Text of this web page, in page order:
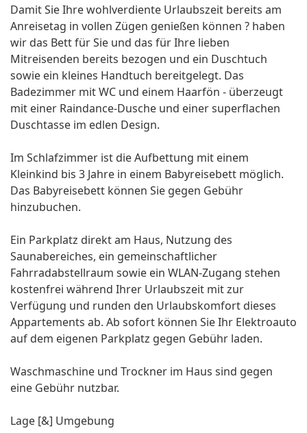
Damit Sie Ihre wohlverdiente Urlaubszeit bereits am
Anreisetag in vollen Zügen genießen können ? haben
wir das Bett für Sie und das für Ihre lieben
Mitreisenden bereits bezogen und ein Duschtuch
sowie ein kleines Handtuch bereitgelegt. Das
Badezimmer mit WC und einem Haarfön - überzeugt
mit einer Raindance-Dusche und einer superflachen
Duschtasse im edlen Design.
Im Schlafzimmer ist die Aufbettung mit einem
Kleinkind bis 3 Jahre in einem Babyreisebett möglich.
Das Babyreisebett können Sie gegen Gebühr
hinzubuchen.
Ein Parkplatz direkt am Haus, Nutzung des
Saunabereiches, ein gemeinschaftlicher
Fahrradabstellraum sowie ein WLAN-Zugang stehen
kostenfrei während Ihrer Urlaubszeit mit zur
Verfügung und runden den Urlaubskomfort dieses
Appartements ab. Ab sofort können Sie Ihr Elektroauto
auf dem eigenen Parkplatz gegen Gebühr laden.
Waschmaschine und Trockner im Haus sind gegen
eine Gebühr nutzbar.
Lage [&] Umgebung